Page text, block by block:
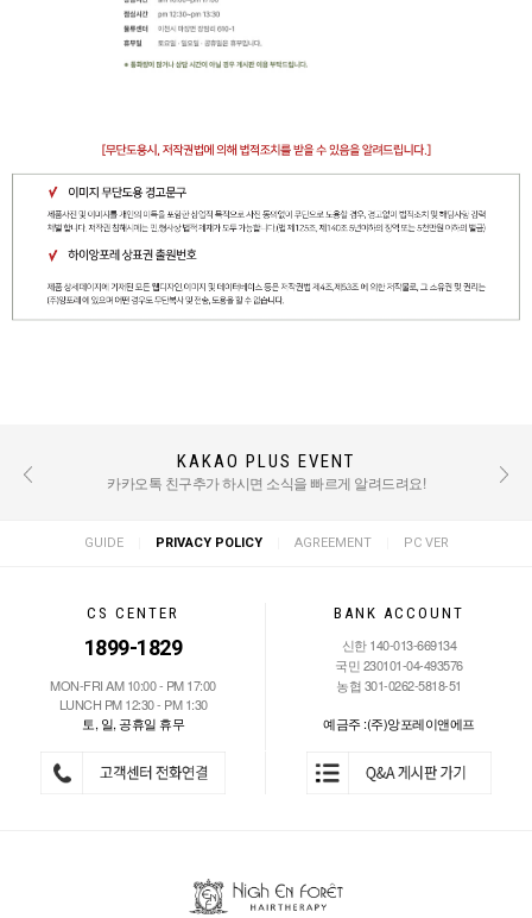
REVIEW EVENT
후기 작성 시 적립금 혜택 / TEXT : 500점 PHOTO : 1000점
KAKAO PLUS EVENT
카카오톡 친구추가 하시면 소식을 빠르게 알려드려요!
GUIDE PRIVACY POLICY AGREEMENT PC VER
CS CENTER
1899-1829
MON-FRI AM 10:00 - PM 17:00
LUNCH PM 12:30 - PM 1:30
토, 일, 공휴일 휴무
BANK ACCOUNT
신한 140-013-669134
국민 230101-04-493576
농협 301-0262-5818-51
예금주 :(주)앙포레이앤에프